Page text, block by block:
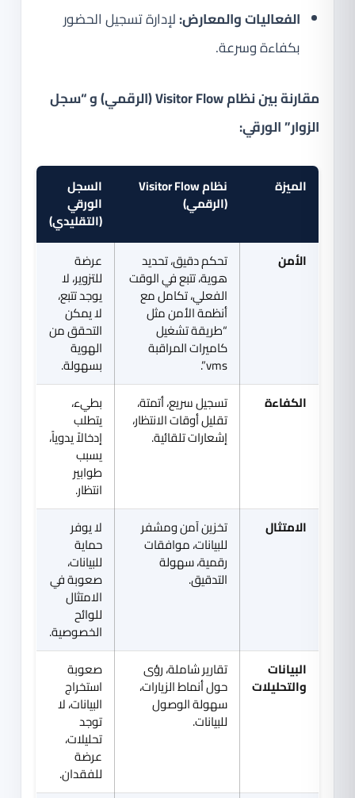
الفعاليات والمعارض:لإدارة تسجيل الحضور
بكفاءة وسرعة.
مقارنة بين نظام Visitor Flow (الرقمي) و “سجل
الزوار” الورقي:
الميزة نظام Visitor Flow
(الرقمي)
السجل
الورقي
(التقليدي)
الأمن
تحكم دقيق، تحديد
هوية، تتبع في الوقت
الفعلي، تكامل مع
أنظمة الأمن مثل
“طريقة تشغيل
كاميرات المراقبة
vms”.
عرضة
للتزوير، لا
يوجد تتبع،
لا يمكن
التحقق من
الهوية
بسهولة.
الكفاءة
تسجيل سريع، أتمتة،
تقليل أوقات الانتظار،
إشعارات تلقائية.
بطيء،
يتطلب
إدخالاً يدوياً،
يسبب
طوابير
انتظار.
الامتثال
تخزين آمن ومشفر
للبيانات، موافقات
رقمية، سهولة
التدقيق.
لا يوفر
حماية
للبيانات،
صعوبة في
الامتثال
للوائح
الخصوصية.
البيانات
والتحليلات
تقارير شاملة، رؤى
حول أنماط الزيارات،
سهولة الوصول
للبيانات.
صعوبة
استخراج
البيانات، لا
توجد
تحليلات،
عرضة
للفقدان.